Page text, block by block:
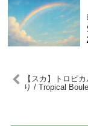
【スカ】トロピ
り / Tropical